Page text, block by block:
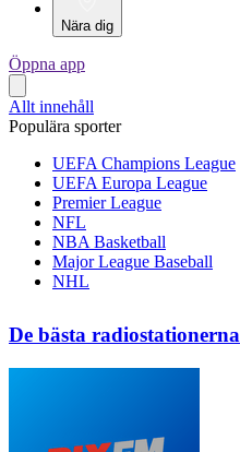
Nära dig
Öppna app
Allt innehåll
Populära sporter
UEFA Champions League
UEFA Europa League
Premier League
NFL
NBA Basketball
Major League Baseball
NHL
De bästa radiostationerna